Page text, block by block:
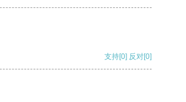
支持[0] 反对[0]